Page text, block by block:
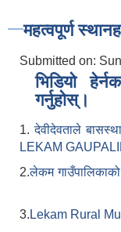
महत्वपूर्ण
Submitted on:
भिडियो
गर्नुहोस्।
1.देवीदेवताले
LEKAM
2.लेकम गाउँपालिकाको
3. Lekam Rural